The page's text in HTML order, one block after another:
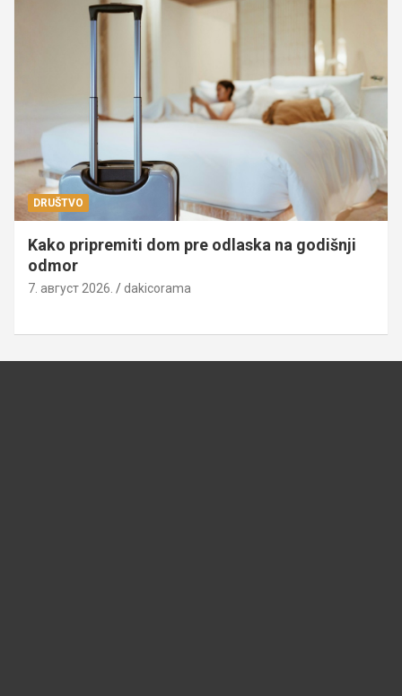
DRUŠTVO
Kako pripremiti dom pre odlaska na godišnji
odmor
7. август 2026. dakicorama